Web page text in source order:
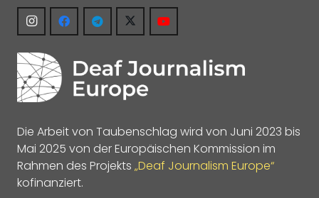
Die Arbeit von Taubenschlag wird von Juni 2023 bis
Mai 2025 von der Europäischen Kommission im
Rahmen des Projekts „Deaf Journalism Europe“
kofinanziert.